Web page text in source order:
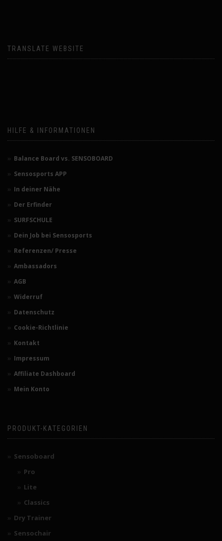
TRANSLATE WEBSITE
HILFE & INFORMATIONEN
Balance Board vs. SENSOBOARD
Sensosports APP
In deiner Nähe
Der Erfinder
SURFSCHULE
Dein Job bei Sensosports
Referenzen/ Presse
Ambassadors
AGB
Widerruf
Datenschutz
Cookie-Richtlinie
Kontakt
Impressum
Affiliate Dashboard
Mein Konto
PRODUKT-KATEGORIEN
Sensoboard
Pro
Lite
Classics
Dry Trainer
Sensochair